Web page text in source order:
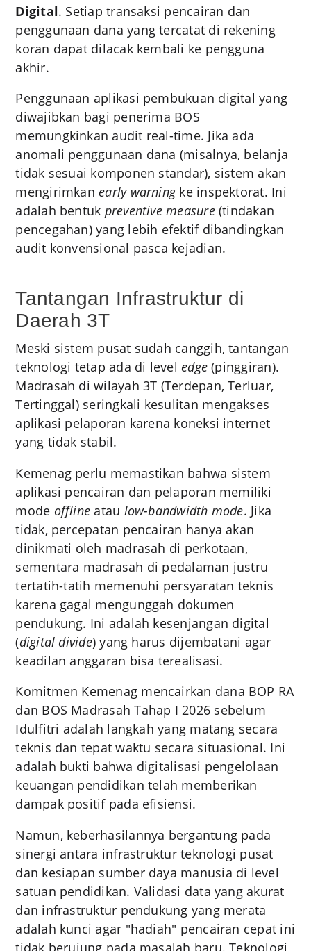
Digital. Setiap transaksi pencairan dan
penggunaan dana yang tercatat di rekening
koran dapat dilacak kembali ke pengguna
akhir.
Penggunaan aplikasi pembukuan digital yang
diwajibkan bagi penerima BOS
memungkinkan audit real-time. Jika ada
anomali penggunaan dana (misalnya, belanja
tidak sesuai komponen standar), sistem akan
mengirimkan early warningke inspektorat. Ini
adalah bentuk preventive measure(tindakan
pencegahan) yang lebih efektif dibandingkan
audit konvensional pasca kejadian.
Tantangan Infrastruktur di
Daerah 3T
Meski sistem pusat sudah canggih, tantangan
teknologi tetap ada di level edge (pinggiran).
Madrasah di wilayah 3T (Terdepan, Terluar,
Tertinggal) seringkali kesulitan mengakses
aplikasi pelaporan karena koneksi internet
yang tidak stabil.
Kemenag perlu memastikan bahwa sistem
aplikasi pencairan dan pelaporan memiliki
mode offline atau low-bandwidth mode. Jika
tidak, percepatan pencairan hanya akan
dinikmati oleh madrasah di perkotaan,
sementara madrasah di pedalaman justru
tertatih-tatih memenuhi persyaratan teknis
karena gagal mengunggah dokumen
pendukung. Ini adalah kesenjangan digital
(digital divide) yang harus dijembatani agar
keadilan anggaran bisa terealisasi.
Komitmen Kemenag mencairkan dana BOP RA
dan BOS Madrasah Tahap I 2026 sebelum
Idulfitri adalah langkah yang matang secara
teknis dan tepat waktu secara situasional. Ini
adalah bukti bahwa digitalisasi pengelolaan
keuangan pendidikan telah memberikan
dampak positif pada efisiensi.
Namun, keberhasilannya bergantung pada
sinergi antara infrastruktur teknologi pusat
dan kesiapan sumber daya manusia di level
satuan pendidikan. Validasi data yang akurat
dan infrastruktur pendukung yang merata
adalah kunci agar "hadiah" pencairan cepat ini
tidak berujung pada masalah baru. Teknologi